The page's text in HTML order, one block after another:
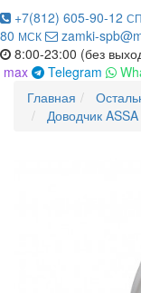
+7(812) 605-90-12
80 МСК
zamki-
8:00-23:00 (без
max
Telegram
Главная
Доводчик